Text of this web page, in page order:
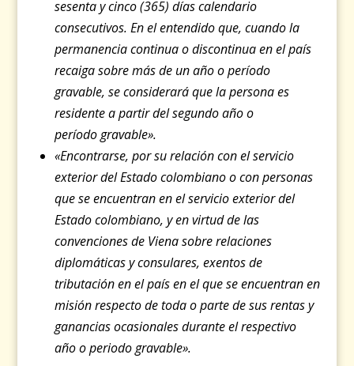
sesenta y cinco (365) días calendario
consecutivos. En el entendido que, cuando la
permanencia continua o discontinua en el país
recaiga sobre más de un año o período
gravable, se considerará que la persona es
residente a partir del segundo año o
período gravable».
«Encontrarse, por su relación con el servicio
exterior del Estado colombiano o con personas
que se encuentran en el servicio exterior del
Estado colombiano, y en virtud de las
convenciones de Viena sobre relaciones
diplomáticas y consulares, exentos de
tributación en el país en el que se encuentran en
misión respecto de toda o parte de sus rentas y
ganancias ocasionales durante el respectivo
año o periodo gravable».